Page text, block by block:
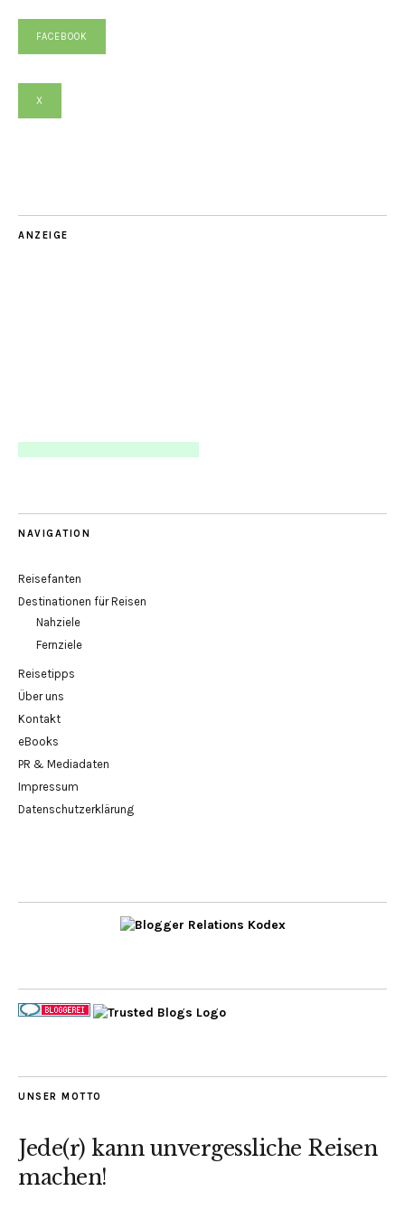
FACEBOOK
X
ANZEIGE
NAVIGATION
Reisefanten
Destinationen für Reisen
Nahziele
Fernziele
Reisetipps
Über uns
Kontakt
eBooks
PR & Mediadaten
Impressum
Datenschutzerklärung
UNSER MOTTO
Jede(r) kann unvergessliche Reisen
machen!